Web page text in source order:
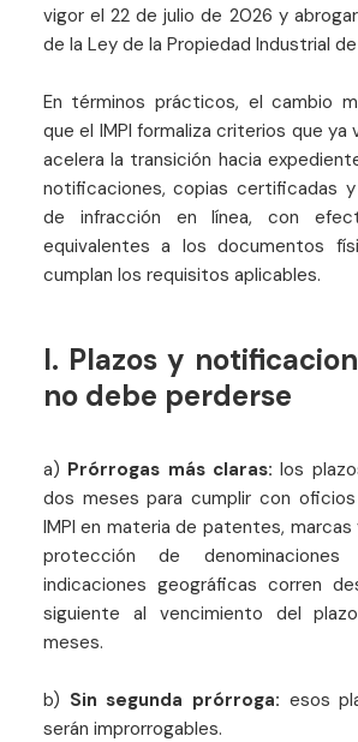
vigor el 22 de julio de 2026 y
de la Ley de la Propiedad Industrial
En términos prácticos, el cambio
que el IMPI formaliza criterios que ya
acelera la transición hacia
notificaciones, copias certificadas
de infracción en línea, con
equivalentes a los documentos
cumplan los requisitos aplicables.
I. Plazos y
no debe perderse
a) Prórrogas más claras: los
dos meses para cumplir con
IMPI en materia de patentes,
protección de
indicaciones geográficas corren
siguiente al vencimiento del
meses.
b) Sin segunda prórroga: esos
serán improrrogables.